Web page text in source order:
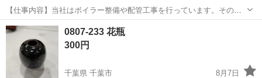
【仕事内容】当社はボイラー整備や配管工事を行っています。その中
で必要な配管やボイラーの製缶作業(溶接・切断・架台等の製作)業務に
当社工場内であたっていただきます。 工場は大阪府吹田市芳野町。御
堂筋線の江坂駅からの徒歩圏内にあります...
アルバイト・パート
0807-233 花瓶
300円
千葉県 千葉市
8月7日